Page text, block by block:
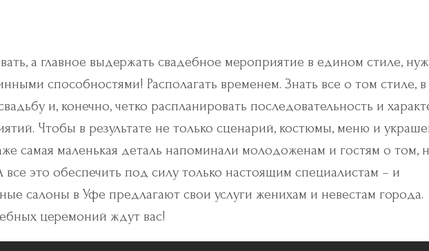
а главное выдержать свадебное мероприятие в едином стиле,
способностями! Располагать временем. Знать все о том стиле, в
и, конечно, четко распланировать последовательность и
Чтобы в результате не только сценарий, костюмы, меню и
самая маленькая деталь напоминали молодоженам и гостям о том,
все это обеспечить под силу только настоящим специалистам – и
салоны в Уфе предлагают свои услуги женихам и невестам города.
церемоний ждут вас!